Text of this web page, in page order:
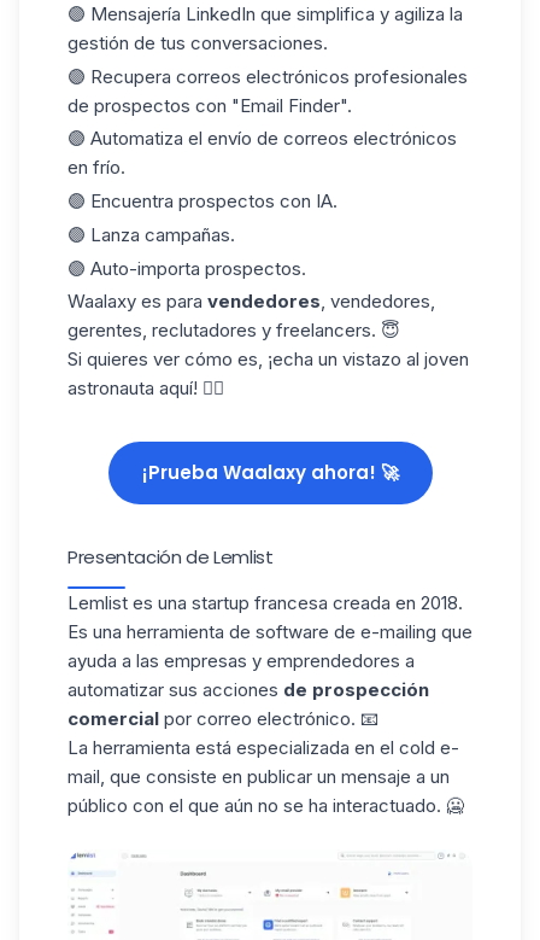
🟣 Mensajería LinkedIn que simplifica y agiliza la
gestión de tus conversaciones.
🟣 Recupera correos electrónicos profesionales
de prospectos con "Email Finder".
🟣 Automatiza el envío de correos electrónicos
en frío.
🟣 Encuentra prospectos con IA.
🟣 Lanza campañas.
🟣 Auto-importa prospectos.
Waalaxy es para vendedores, vendedores,
gerentes, reclutadores y freelancers. 😇
Si quieres ver cómo es, ¡echa un vistazo al joven
astronauta aquí! 👇🏼
¡Prueba Waalaxy ahora! 🚀
Presentación de Lemlist
Lemlist es una startup francesa creada en 2018.
Es una herramienta de software de e-mailing que
ayuda a las empresas y emprendedores a
automatizar sus acciones de prospección
comercial por correo electrónico. 📧
La herramienta está especializada en el cold e-
mail, que consiste en publicar un mensaje a un
público con el que aún no se ha interactuado. 🥶